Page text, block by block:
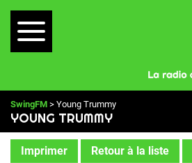
SwingFM > Young Trummy
YOUNG TRUMMY
Imprimer Retour à la liste